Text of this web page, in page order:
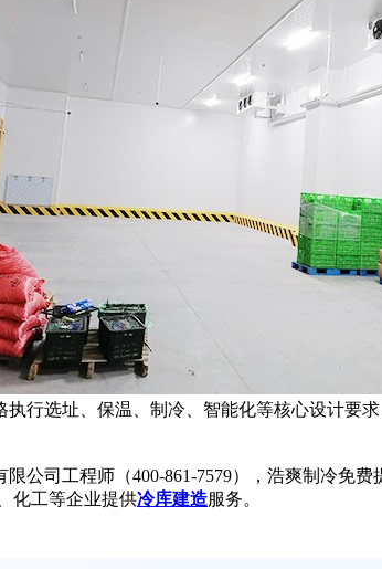
选址、保温、制冷、智能化等核心设计要
司工程师（400-861-7579），浩爽制冷免费
化工等企业提供冷库建造服务。